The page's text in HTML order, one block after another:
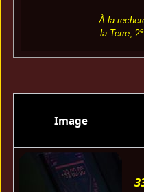
À la
la Terre, 2e
Image